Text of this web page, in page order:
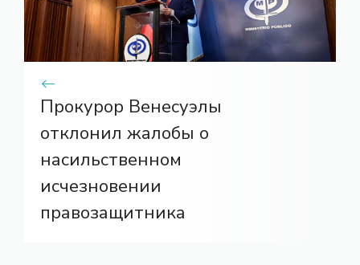
Прокурор Венесуэлы
отклонил жалобы о
насильственном
исчезновении
правозащитника